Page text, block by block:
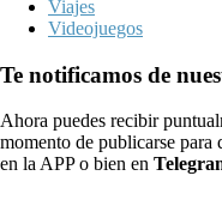
Viajes
Videojuegos
Te notificamos de
Ahora puedes recibir
momento de publicarse para
en la APP o bien en